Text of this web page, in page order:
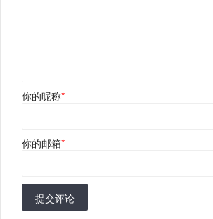
你的昵称*
你的邮箱*
提交评论